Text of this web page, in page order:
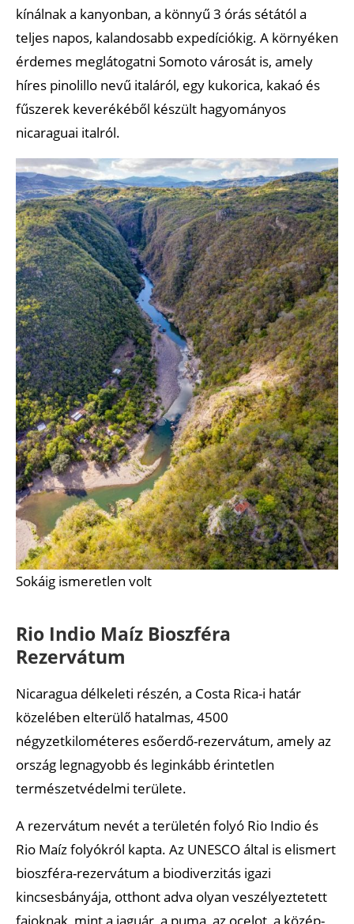
kínálnak a kanyonban, a könnyű 3 órás sétától a
teljes napos, kalandosabb expedíciókig. A környéken
érdemes meglátogatni Somoto városát is, amely
híres pinolillo nevű italáról, egy kukorica, kakaó és
fűszerek keverékéből készült hagyományos
nicaraguai italról.
Sokáig ismeretlen volt
Rio Indio Maíz Bioszféra
Rezervátum
Nicaragua délkeleti részén, a Costa Rica-i határ
közelében elterülő hatalmas, 4500
négyzetkilométeres esőerdő-rezervátum, amely az
ország legnagyobb és leginkább érintetlen
természetvédelmi területe.
A rezervátum nevét a területén folyó Rio Indio és
Rio Maíz folyókról kapta. Az UNESCO által is elismert
bioszféra-rezervátum a biodiverzitás igazi
kincsesbányája, otthont adva olyan veszélyeztetett
fajoknak, mint a jaguár, a puma, az ocelot, a közép-